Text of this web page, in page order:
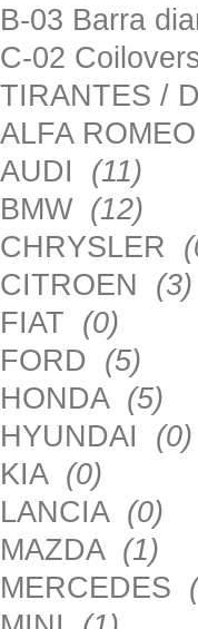
B-03 Barra
C-02
TIRANTES /
ALFA ROMEO
AUDI (11)
BMW (12)
CHRYSLER
CITROEN (3)
FIAT (0)
FORD (5)
HONDA (5)
HYUNDAI (0)
KIA (0)
LANCIA (0)
MAZDA (1)
MERCEDES